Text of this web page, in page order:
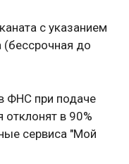
с указанием
до
ФНС при подаче
отклонят в 90%
сервиса "Мой